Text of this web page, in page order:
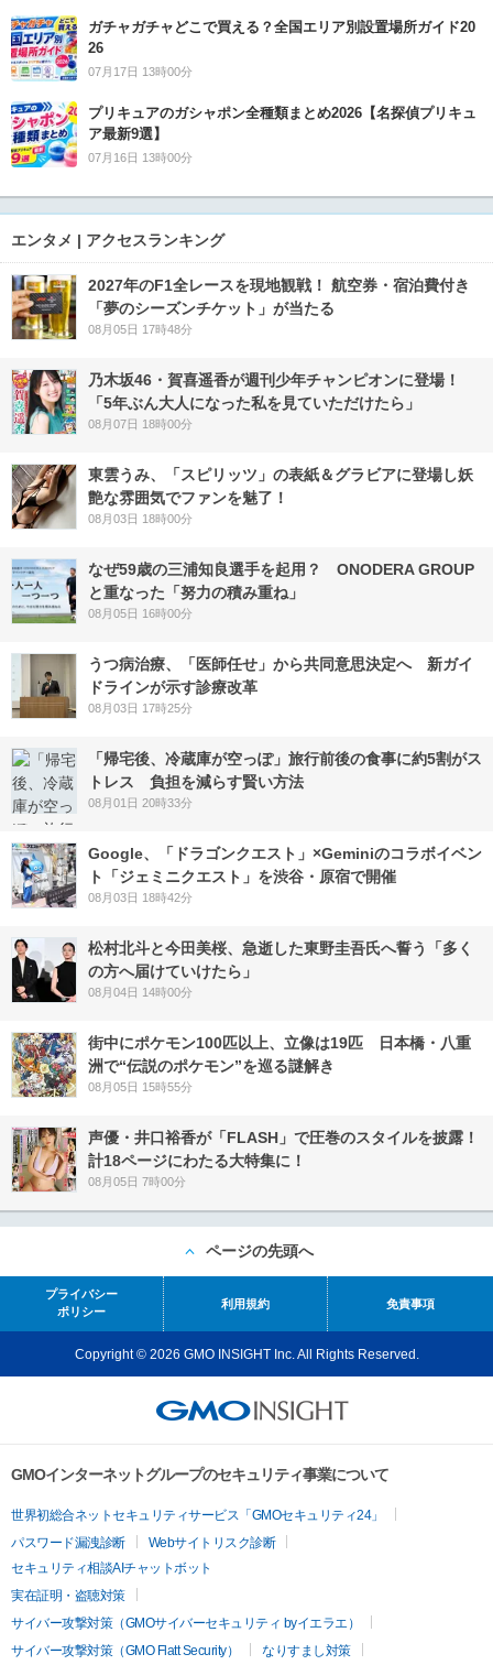
ガチャガチャどこで買える？全国エリア別設置場所ガイド20
26
07月17日 13時00分
プリキュアのガシャポン全種類まとめ2026【名探偵プリキュ
ア最新9選】
07月16日 13時00分
エンタメ | アクセスランキング
2027年のF1全レースを現地観戦！ 航空券・宿泊費付き
「夢のシーズンチケット」が当たる
08月05日 17時48分
乃木坂46・賀喜遥香が週刊少年チャンピオンに登場！
「5年ぶん大人になった私を見ていただけたら」
08月07日 18時00分
東雲うみ、「スピリッツ」の表紙＆グラビアに登場し妖
艶な雰囲気でファンを魅了！
08月03日 18時00分
なぜ59歳の三浦知良選手を起用？ ONODERA GROUP
と重なった「努力の積み重ね」
08月05日 16時00分
うつ病治療、「医師任せ」から共同意思決定へ 新ガイ
ドラインが示す診療改革
08月03日 17時25分
「帰宅後、冷蔵庫が空っぽ」旅行前後の食事に約5割がス
トレス 負担を減らす賢い方法
08月01日 20時33分
Google、「ドラゴンクエスト」×Geminiのコラボイベン
ト「ジェミニクエスト」を渋谷・原宿で開催
08月03日 18時42分
松村北斗と今田美桜、急逝した東野圭吾氏へ誓う「多く
の方へ届けていけたら」
08月04日 14時00分
街中にポケモン100匹以上、立像は19匹 日本橋・八重
洲で“伝説のポケモン”を巡る謎解き
08月05日 15時55分
声優・井口裕香が「FLASH」で圧巻のスタイルを披露！
計18ページにわたる大特集に！
08月05日 7時00分
ページの先頭へ
プライバシー
ポリシー
利用規約 免責事項
Copyright © 2026 GMO INSIGHT Inc. All Rights Reserved.
GMOインターネットグループのセキュリティ事業について
世界初総合ネットセキュリティサービス「GMOセキュリティ24」
パスワード漏洩診断
Webサイトリスク診断
セキュリティ相談AIチャットボット
実在証明・盗聴対策
サイバー攻撃対策（GMOサイバーセキュリティ byイエラエ）
サイバー攻撃対策（GMO Flatt Security）
なりすまし対策